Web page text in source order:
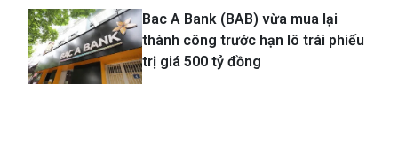
Bac A Bank (BAB) vừa mua lại
thành công trước hạn lô trái phiếu
trị giá 500 tỷ đồng